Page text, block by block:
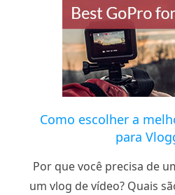
Como escolher a
para
Por que você precisa de
um vlog de vídeo? Quais